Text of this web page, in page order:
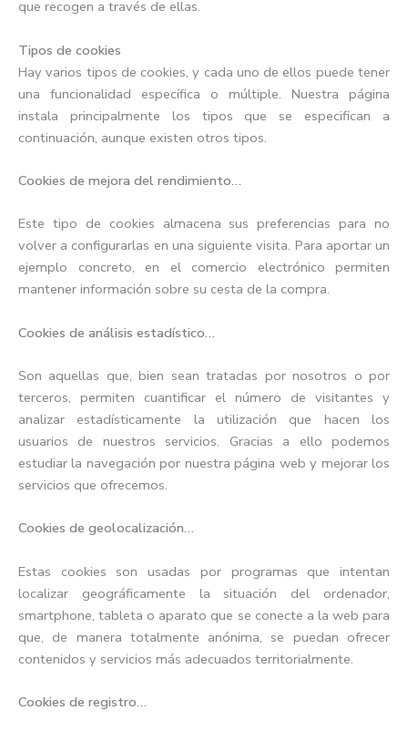
que recogen a través de ellas.
Tipos de cookies
Hay varios tipos de cookies, y cada uno de ellos puede tener
una funcionalidad específica o múltiple. Nuestra página
instala principalmente los tipos que se especifican a
continuación, aunque existen otros tipos.
Cookies de mejora del rendimiento…
Este tipo de cookies almacena sus preferencias para no
volver a configurarlas en una siguiente visita. Para aportar un
ejemplo concreto, en el comercio electrónico permiten
mantener información sobre su cesta de la compra.
Cookies de análisis estadístico…
Son aquellas que, bien sean tratadas por nosotros o por
terceros, permiten cuantificar el número de visitantes y
analizar estadísticamente la utilización que hacen los
usuarios de nuestros servicios. Gracias a ello podemos
estudiar la navegación por nuestra página web y mejorar los
servicios que ofrecemos.
Cookies de geolocalización…
Estas cookies son usadas por programas que intentan
localizar geográficamente la situación del ordenador,
smartphone, tableta o aparato que se conecte a la web para
que, de manera totalmente anónima, se puedan ofrecer
contenidos y servicios más adecuados territorialmente.
Cookies de registro…